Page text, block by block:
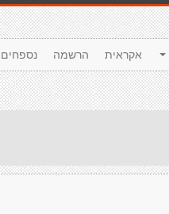
נספחים הרשמה אקראית